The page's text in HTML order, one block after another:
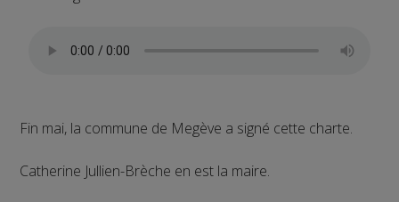
Fin mai, la commune de Megève a signé cette charte.
Catherine Jullien-Brèche en est la maire.